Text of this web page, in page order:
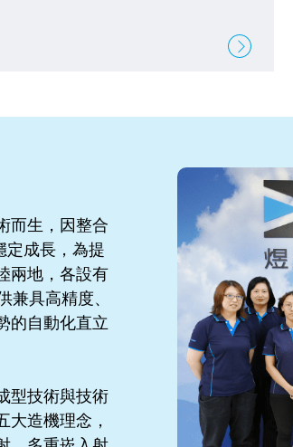
而生，因整合
定成長，為提
兩地，各設有
兼具高精度、
的自動化直立
型技術與技術
大造機理念，